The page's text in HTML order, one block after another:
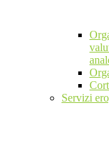
Servizi